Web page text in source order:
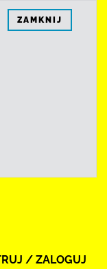
ZAMKNIJ
/ ZALOGUJ